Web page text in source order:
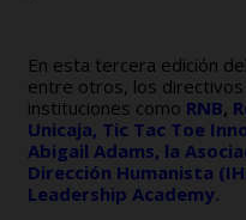
En esta tercera edición
entre otros, los
instituciones como RNB,
Unicaja, Tic Tac Toe
Abigail Adams, la
Dirección Humanista
Leadership Academy.